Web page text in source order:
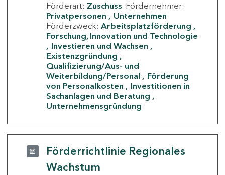
Förderart: Zuschuss Fördernehmer:
Privatpersonen
Unternehmen
Förderzweck: Arbeitsplatzförderung
Forschung, Innovation und Technologie
Investieren und Wachsen
Existenzgründung
Qualifizierung/Aus- und
Weiterbildung/Personal
Förderung
von Personalkosten
Investitionen in
Sachanlagen und Beratung
Unternehmensgründung
Förderrichtlinie Regionales
Wachstum